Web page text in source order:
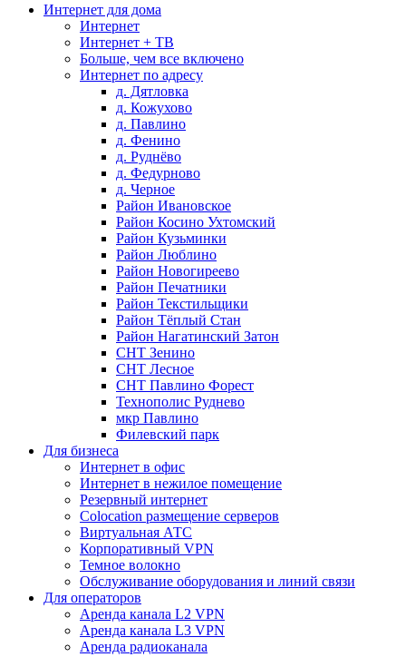
Интернет для дома
Интернет
Интернет + ТВ
Больше, чем все включено
Интернет по адресу
д. Дятловка
д. Кожухово
д. Павлино
д. Фенино
д. Руднёво
д. Федурново
д. Черное
Район Ивановское
Район Косино Ухтомский
Район Кузьминки
Район Люблино
Район Новогиреево
Район Печатники
Район Текстильщики
Район Тёплый Стан
Район Нагатинский Затон
СНТ Зенино
СНТ Лесное
СНТ Павлино Форест
Технополис Руднево
мкр Павлино
Филевский парк
Для бизнеса
Интернет в офис
Интернет в нежилое помещение
Резервный интернет
Colocation размещение серверов
Виртуальная АТС
Корпоративный VPN
Темное волокно
Обслуживание оборудования и линий связи
Для операторов
Аренда канала L2 VPN
Аренда канала L3 VPN
Аренда радиоканала